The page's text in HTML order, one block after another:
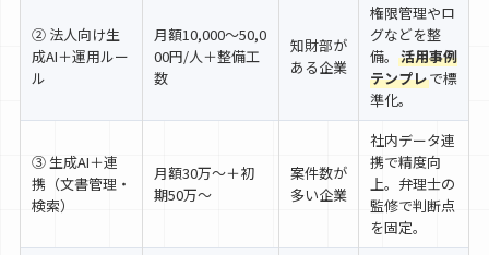
② 法人向け生
成AI＋運用ルー
ル
月額10,000〜50,0
00円/人＋整備工
数
知財部が
ある企業
権限管理やロ
グなどを整
備。 活用事例
テンプレで標
準化。
③ 生成AI＋連
携（文書管理・
検索）
月額30万〜＋初
期50万〜
案件数が
多い企業
社内データ連
携で精度向
上。弁理士の
監修で判断点
を固定。